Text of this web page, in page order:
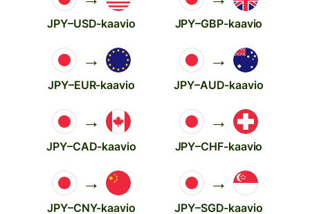
JPY–USD-kaavio JPY–GBP-kaavio
→
JPY–EUR-kaavio
→
JPY–AUD-kaavio
→
JPY–CAD-kaavio
→
JPY–CHF-kaavio
→
JPY–CNY-kaavio
→
JPY–SGD-kaavio